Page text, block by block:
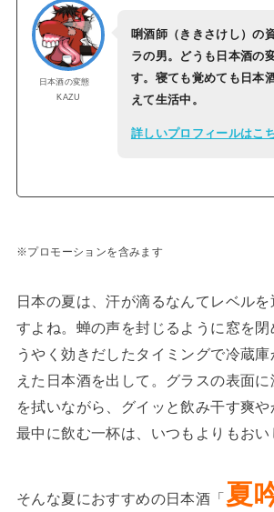
日本酒の変態
KAZU
唎酒師（ききさけし）の
ラの男。どうも日本酒
す。寝ても覚めても日本
えて生活中。
詳しいプロフィールはこ
※プロモーションを含みます
日本の夏は、汗が滴るなんてレベル
すよね。蝉の声を封じるように窓を閉
うやく効きだしたタイミングで冷蔵
えた日本酒を出して。グラスの表面
を拭いながら、グイッと飲み干す爽
最中に飲む一杯は、いつもよりもおい
そんな夏におすすめの日本酒「夏